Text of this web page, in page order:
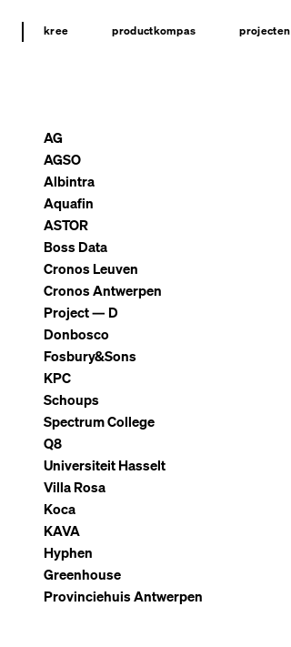
kree productkompas projecten
AG
AGSO
Albintra
Aquafin
ASTOR
Boss Data
Cronos Leuven
Cronos Antwerpen
Project — D
Donbosco
Fosbury&Sons
KPC
Schoups
Spectrum College
Q8
Universiteit Hasselt
Villa Rosa
Koca
KAVA
Hyphen
Greenhouse
Provinciehuis Antwerpen